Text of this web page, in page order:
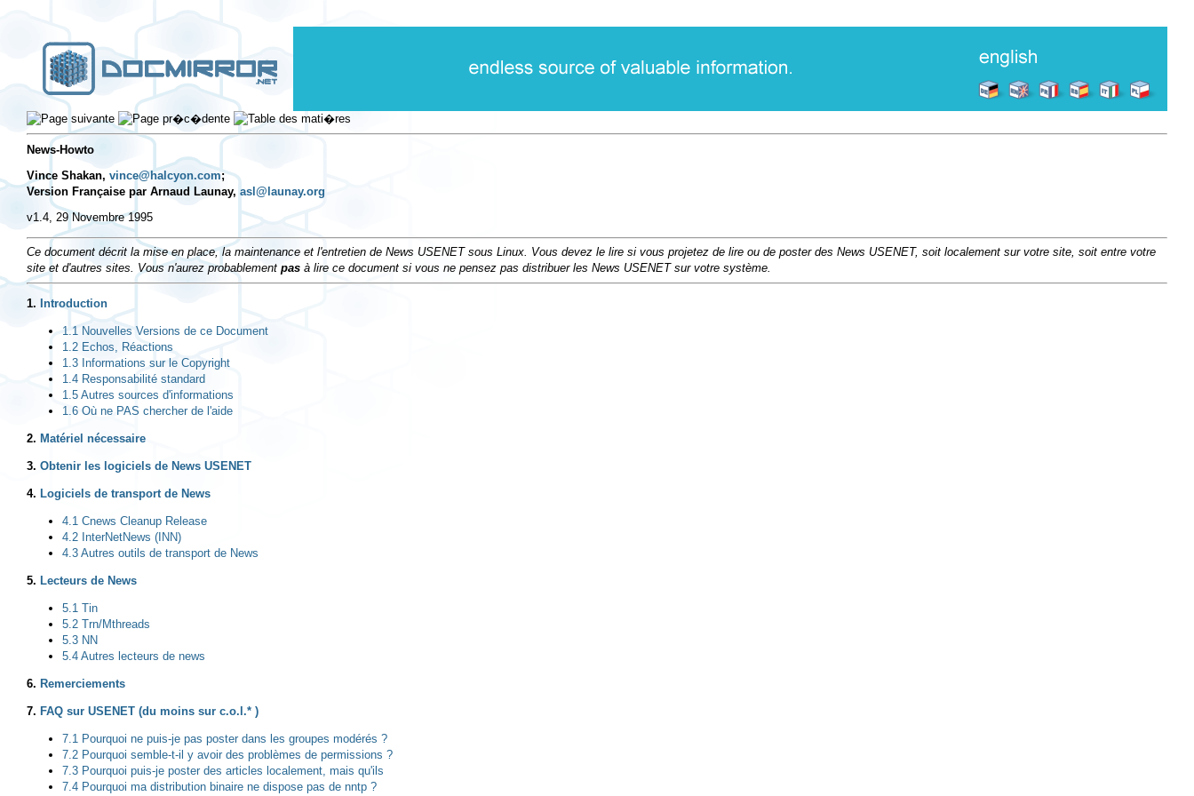
News-Howto
Vince Shakan, vince@halcyon.com;
Version Française par Arnaud Launay, asl@launay.org
v1.4, 29 Novembre 1995
Ce document décrit la mise en place, la maintenance et l'entretien de News USENET sous Linux. Vous devez le lire si vous projetez de lire ou de poster des News USENET, soit localement sur votre site, soit entre votre
site et d'autres sites. Vous n'aurez probablement pas à lire ce document si vous ne pensez pas distribuer les News USENET sur votre système.
1. Introduction
1.1 Nouvelles Versions de ce Document
1.2 Echos, Réactions
1.3 Informations sur le Copyright
1.4 Responsabilité standard
1.5 Autres sources d'informations
1.6 Où ne PAS chercher de l'aide
2. Matériel nécessaire
3. Obtenir les logiciels de News USENET
4. Logiciels de transport de News
4.1 Cnews Cleanup Release
4.2 InterNetNews (INN)
4.3 Autres outils de transport de News
5. Lecteurs de News
5.1 Tin
5.2 Trn/Mthreads
5.3 NN
5.4 Autres lecteurs de news
6. Remerciements
7. FAQ sur USENET (du moins sur c.o.l.* )
7.1 Pourquoi ne puis-je pas poster dans les groupes modérés ?
7.2 Pourquoi semble-t-il y avoir des problèmes de permissions ?
7.3 Pourquoi puis-je poster des articles localement, mais qu'ils
7.4 Pourquoi ma distribution binaire ne dispose pas de nntp ?